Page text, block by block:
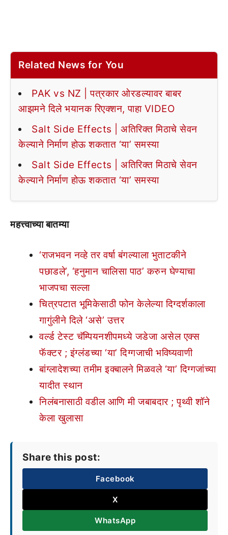
Related News for You
PAK vs NZ | पत्रकार ओरडल्यावर बाबर
आझमने दिले भयानक रिएक्शन, पाहा VIDEO
Salt Side Effects | अतिरिक्त मिठाचे सेवन
केल्याने निर्माण होऊ शकतात ‘या’ समस्या
Salt Side Effects | अतिरिक्त मिठाचे सेवन
केल्याने निर्माण होऊ शकतात ‘या’ समस्या
महत्त्वाच्या बातम्या
‘राजभवन नव्हे तर वर्षा बंगल्याला भुताटकीने
पछाडले’, ‘हनुमान चालिसा पाठ’ करुन घेण्याचा
भाजपचा सल्ला
चित्रपटात भूमिकेसाठी फोन केलेल्या दिग्दर्शकाला
गागुंलीने दिले ‘असे’ उत्तर
वर्ल्ड टेस्ट चॅम्पियनशीपमध्ये जडेजा असेल एक्स
फॅक्टर ; इंग्लंडच्या ‘या’ दिग्गजाची भविष्यवाणी
बांग्लादेशच्या तमीम इक्बालने मिळवले ‘या’ दिग्गजांच्या
यादीत स्थान
निलंबनासाठी वडील आणि मी जबाबदार ; पृथ्वी शॉने
केला खुलासा
Share this post:
Facebook
X
WhatsApp